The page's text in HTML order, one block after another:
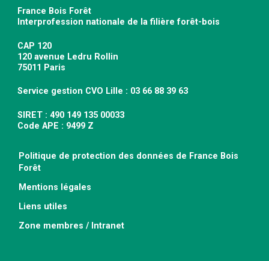
France Bois Forêt
Interprofession nationale de la filière forêt-bois
CAP 120
120 avenue Ledru Rollin
75011 Paris
Service gestion CVO Lille : 03 66 88 39 63
SIRET : 490 149 135 00033
Code APE : 9499 Z
Politique de protection des données de France Bois
Forêt
Mentions légales
Liens utiles
Zone membres / Intranet